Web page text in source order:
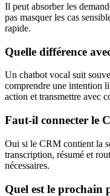
Il peut absorber les
pas masquer les cas
rapide.
Quelle différence
Un chatbot vocal suit
comprendre une intention
action et transmettre avec
Faut-il connecter le
Oui si le CRM contient la
transcription, résumé et
nécessaires.
Quel est le prochain